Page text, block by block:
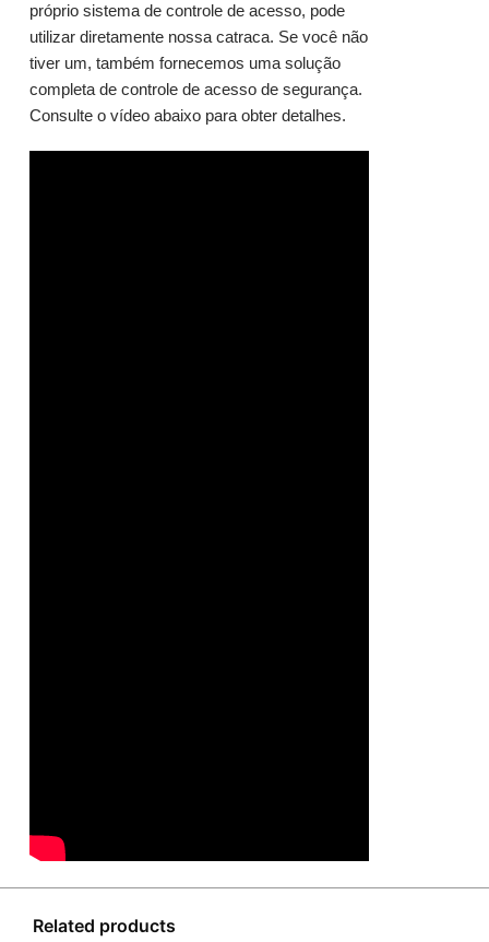
próprio sistema de controle de acesso, pode
utilizar diretamente nossa catraca. Se você não
tiver um, também fornecemos uma solução
completa de controle de acesso de segurança.
Consulte o vídeo abaixo para obter detalhes.
Related products